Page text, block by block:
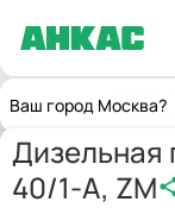
Ваш город Москва?
Главнаяотопления
Дизельная
40/1-A, ZM